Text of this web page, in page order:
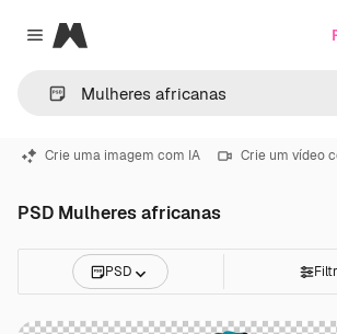
Close menu
Magnific
Crie uma imagem com IA Crie um vídeo
PSD Mulheres africanas
PSD